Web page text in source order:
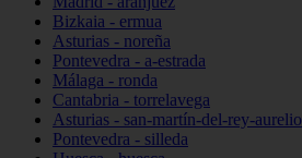
Bizkaia - ermua
Asturias - noreña
Pontevedra - a-estrada
Málaga - ronda
Cantabria - torrelavega
Asturias - san-martín-del-rey-aurelio
Pontevedra - silleda